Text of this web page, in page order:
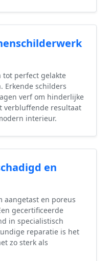
tot perfect gelakte
Erkende schilders
verf om hinderlijke
verbluffende resultaat
interieur.
en
aangetast en poreus
gecertificeerde
in specialistisch
reparatie is het
zo sterk als